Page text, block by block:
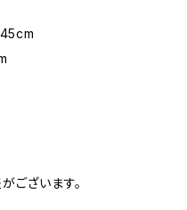
45cm
ございます。